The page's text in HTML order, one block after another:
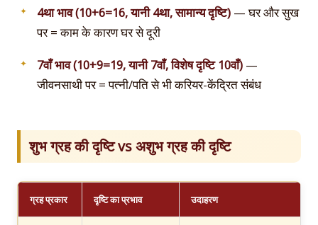
4था भाव (10+6=16, यानी 4था, सामान्य दृष्टि) — घर और सुख
पर = काम के कारण घर से दूरी
7वाँ भाव (10+9=19, यानी 7वाँ, विशेष दृष्टि 10वाँ) —
जीवनसाथी पर = पत्नी/पति से भी करियर-केंद्रित संबंध
शुभ ग्रह की दृष्टि vs अशुभ ग्रह की दृष्टि
ग्रह प्रकार दृष्टि का प्रभाव उदाहरण